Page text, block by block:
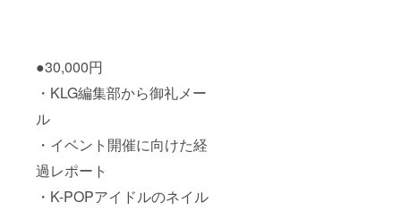
●30,000円
・KLG編集部から御礼メー
ル
・イベント開催に向けた経
過レポート
・K-POPアイドルのネイル